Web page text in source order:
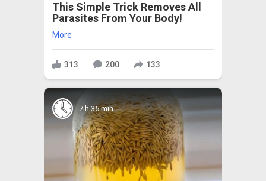
This Simple Trick Removes All
Parasites From Your Body!
More
313 200 133
7 h 35 min